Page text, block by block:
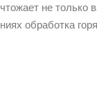
не только
обработка